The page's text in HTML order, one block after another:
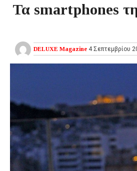
Τα smartphones
DELUXE Magazine 4 Σεπτεμβρίου